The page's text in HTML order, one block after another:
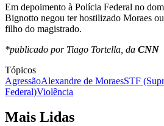
Em depoimento à Polícia Federal no
Bignotto negou ter hostilizado Moraes
filho do magistrado.
*publicado por Tiago Tortella, da CNN
Tópicos
AgressãoAlexandre de MoraesSTF
Federal)Violência
Mais Lidas